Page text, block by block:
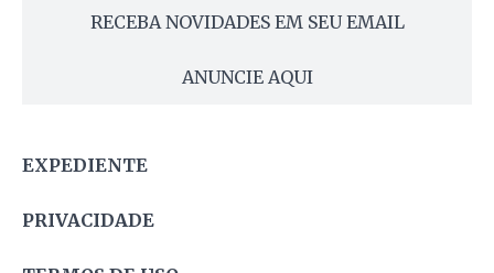
RECEBA NOVIDADES EM SEU EMAIL
ANUNCIE AQUI
EXPEDIENTE
PRIVACIDADE